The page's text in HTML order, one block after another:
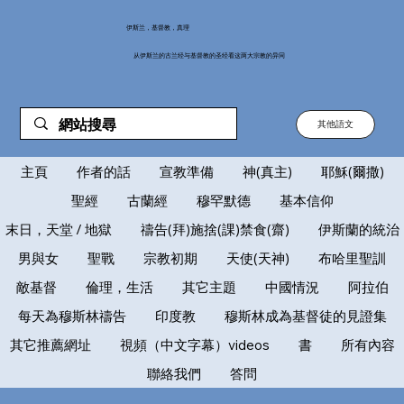
伊斯兰，基督教，真理
从伊斯兰的古兰经与基督教的圣经看这两大宗教的异同
其他語文
主頁 作者的話 宣教準備 神(真主)
耶穌(爾撒)
聖經
古蘭經 穆罕默德
基本信仰
末日，天堂 / 地獄
禱告(拜)施捨(課)禁食(齋)
伊斯蘭的統治
男與女
聖戰 宗教初期 天使(天神)
布哈里聖訓
敵基督
倫理，生活 其它主題 中國情況
阿拉伯
每天為穆斯林禱告
印度教
穆斯林成為基督徒的見證集
其它推薦網址
視頻（中文字幕）videos 書
所有內容
聯絡我們
答問